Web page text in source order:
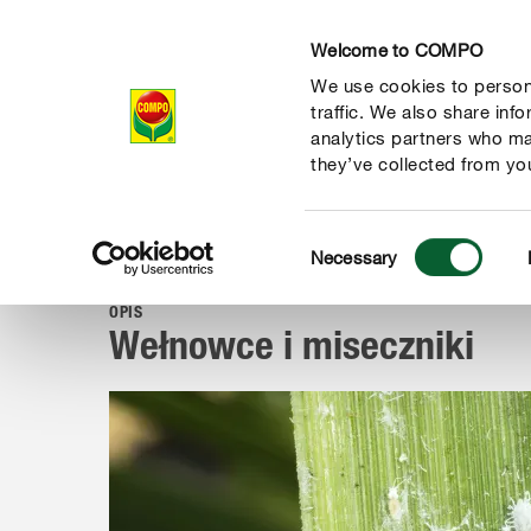
Welcome to COMPO
We use cookies to
traffic. We also share
analytics partners who
they’ve collected from
Selection
Necessary
Produkty
COMPOPorady Choroby i szkodniki Szkodniki roślin
OPIS
Wełnowce i miseczniki